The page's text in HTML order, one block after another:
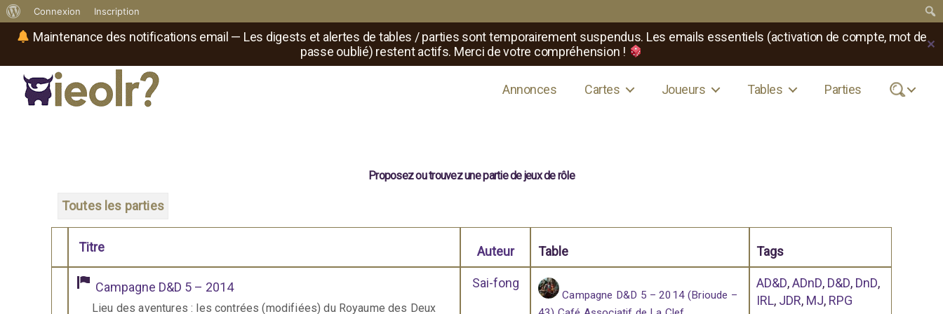
Maintenance des notifications email — Les digests et alertes de tables / parties sont temporairement suspendus. Les emails essentiels (activation de compte, mot de
passe oublié) restent actifs. Merci de votre compréhension !
✕
propos
WordPress
Connexion Inscription
Annonces Cartes Joueurs Tables Parties .
Proposez ou trouvez une partie de jeux de rôle
Toutes les parties
Comporte des pièces jointes
Titre Auteur Table Tags
Campagne D&D 5 – 2014
Lieu des aventures : les contrées (modifiées) du Royaume des Deux
Sai-fong
Campagne D&D 5 – 2014 (Brioude –
AD&D,ADnD, D&D, DnD,
IRL, JDR, MJ, RPG